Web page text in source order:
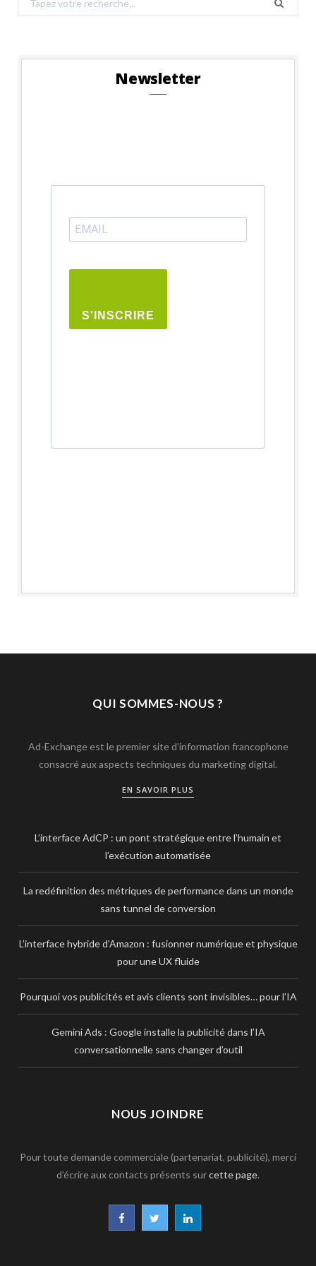
for:
Newsletter
S'INSCRIRE
QUI SOMMES-NOUS ?
Ad-Exchange est le premier site d’information francophone
consacré aux aspects techniques du marketing digital.
EN SAVOIR PLUS
L’interface AdCP : un pont stratégique entre l’humain et
l’exécution automatisée
La redéfinition des métriques de performance dans un monde
sans tunnel de conversion
L’interface hybride d’Amazon : fusionner numérique et physique
pour une UX fluide
Pourquoi vos publicités et avis clients sont invisibles… pour l’IA
Gemini Ads : Google installe la publicité dans l’IA
conversationnelle sans changer d’outil
NOUS JOINDRE
Pour toute demande commerciale (partenariat, publicité), merci
d’écrire aux contacts présents surcette page.
F L